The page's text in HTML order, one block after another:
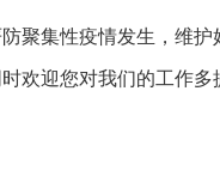
聚集性疫情发生，维护
欢迎您对我们的工作